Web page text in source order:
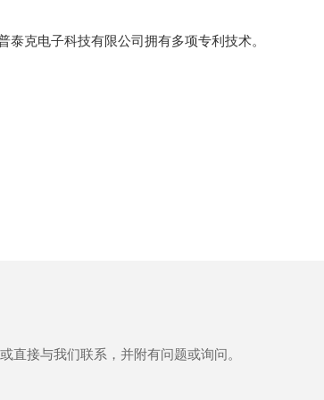
克电子科技有限公司拥有多项专利技术。
接与我们联系，并附有问题或询问。